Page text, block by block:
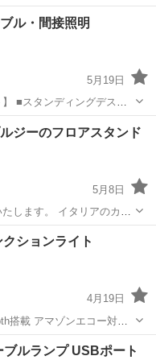
最大: 22
m
器具 IKEA
ル・間接照明
5月19日
ク
いいただけます。 【受
ジーのフロアスタンド
5月8日
タリアのカル
になります。 5年くらい
ションライト
4月19日
照してください。
ルランプ USBポート